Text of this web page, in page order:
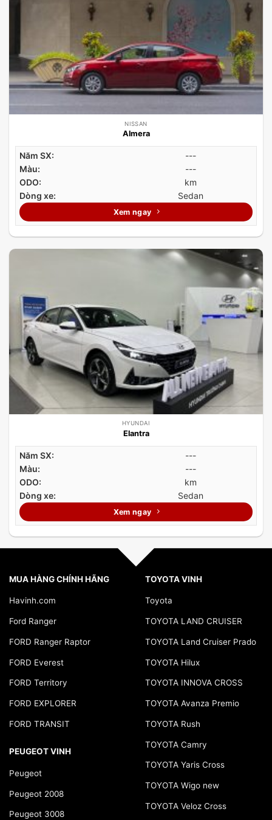
NISSAN
Almera
Năm SX:
---
Màu:
---
ODO:
km
Dòng xe:
Sedan
Xem ngay
HYUNDAI
Elantra
Năm SX:
---
Màu:
---
ODO:
km
Dòng xe:
Sedan
Xem ngay
MUA HÀNG CHÍNH HÃNG
Havinh.com
Ford Ranger
FORD Ranger Raptor
FORD Everest
FORD Territory
FORD EXPLORER
FORD TRANSIT
PEUGEOT VINH
Peugeot
Peugeot 2008
Peugeot 3008
TOYOTA VINH
Toyota
TOYOTA LAND CRUISER
TOYOTA Land Cruiser Prado
TOYOTA Hilux
TOYOTA INNOVA CROSS
TOYOTA Avanza Premio
TOYOTA Rush
TOYOTA Camry
TOYOTA Yaris Cross
TOYOTA Wigo new
TOYOTA Veloz Cross